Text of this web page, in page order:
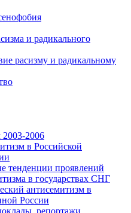
и радикального
расизму и радикальному
2006
в Российской
тенденции проявлений
в государствах СНГ
антисемитизм в
России
репортажи